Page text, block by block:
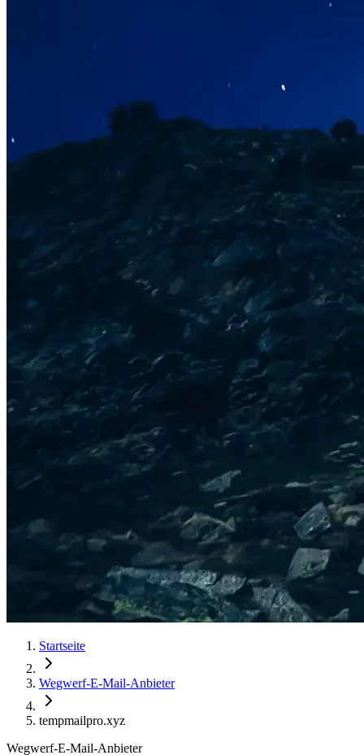
Startseite
Wegwerf-E-Mail-Anbieter
tempmailpro.xyz
Wegwerf-E-Mail-Anbieter